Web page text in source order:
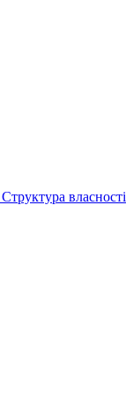
Структура власності